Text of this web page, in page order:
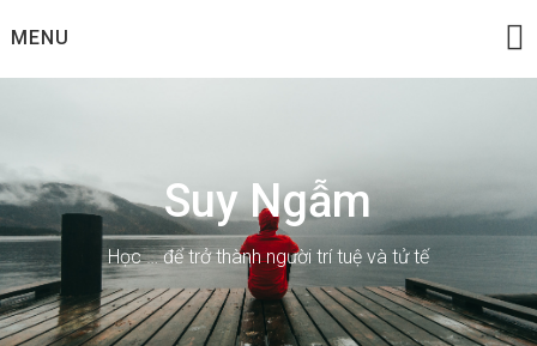
toMENU
Suy Ngẫm
Học … để trở thành người trí tuệ và tử tế